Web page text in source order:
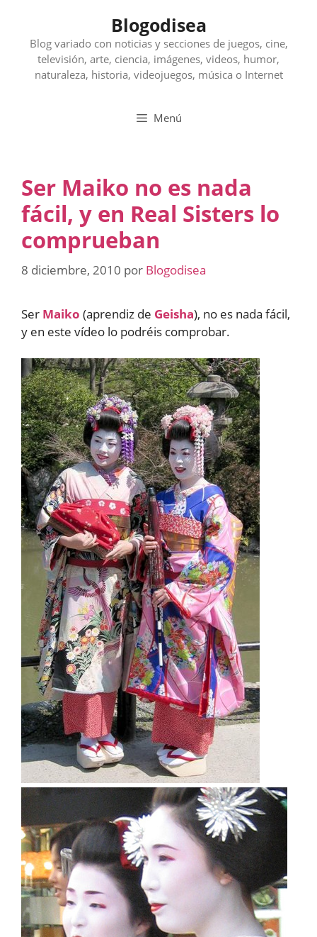
contenido
Blogodisea
Blog variado con noticias y secciones de juegos, cine,
televisión, arte, ciencia, imágenes, videos, humor,
naturaleza, historia, videojuegos, música o Internet
Menú
Ser Maiko no es nada
fácil, y en Real Sisters lo
comprueban
8 diciembre, 2010 por Blogodisea
Ser Maiko (aprendiz de Geisha), no es nada fácil,
y en este vídeo lo podréis comprobar.